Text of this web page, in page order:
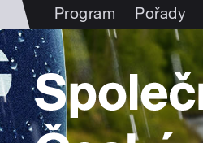
Program Pořady